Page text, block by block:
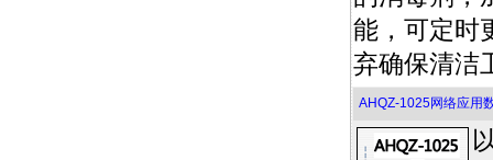
能，可定时
弃确保清洁
AHQZ-1025网络应用